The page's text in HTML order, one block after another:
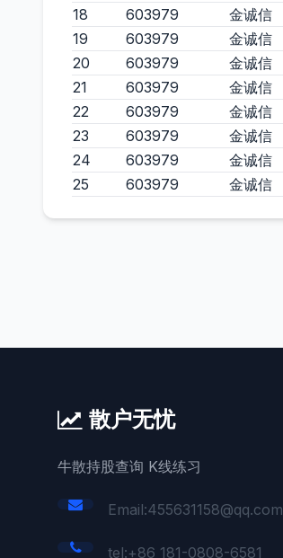
18
603979 金诚信
19
603979 金诚信
20
603979 金诚信
21
603979 金诚信
22
603979 金诚信
23
603979 金诚信
24
603979 金诚信
25
603979 金诚信
散户无忧
牛散持股查询 K线练习
Email:455631158@qq.com
tel:+86 181-0808-6581